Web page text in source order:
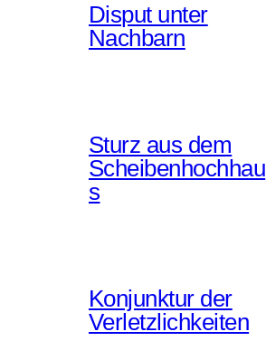
Disput unter
Nachbarn
Sturz aus dem
Scheibenhochhau
s
Konjunktur der
Verletzlichkeiten